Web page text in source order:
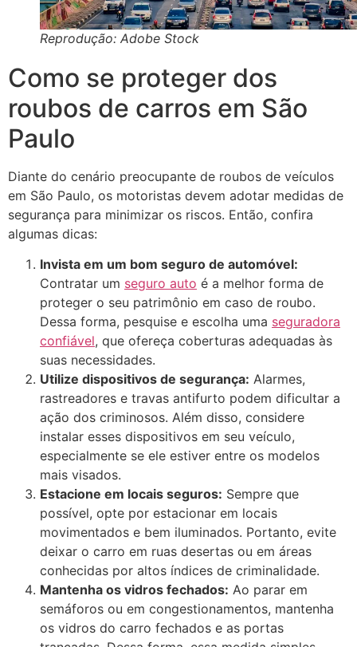
Reprodução: Adobe Stock
Como se proteger dos
roubos de carros em São
Paulo
Diante do cenário preocupante de roubos de veículos
em São Paulo, os motoristas devem adotar medidas de
segurança para minimizar os riscos. Então, confira
algumas dicas:
Invista em um bom seguro de automóvel:
Contratar um seguro auto é a melhor forma de
proteger o seu patrimônio em caso de roubo.
Dessa forma, pesquise e escolha uma seguradora
confiável, que ofereça coberturas adequadas às
suas necessidades.
Utilize dispositivos de segurança: Alarmes,
rastreadores e travas antifurto podem dificultar a
ação dos criminosos. Além disso, considere
instalar esses dispositivos em seu veículo,
especialmente se ele estiver entre os modelos
mais visados.
Estacione em locais seguros: Sempre que
possível, opte por estacionar em locais
movimentados e bem iluminados. Portanto, evite
deixar o carro em ruas desertas ou em áreas
conhecidas por altos índices de criminalidade.
Mantenha os vidros fechados: Ao parar em
semáforos ou em congestionamentos, mantenha
os vidros do carro fechados e as portas